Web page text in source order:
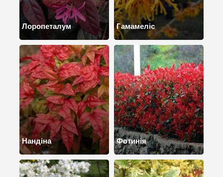
Лоропеталум Гамамеліс
Нандіна Фотинія